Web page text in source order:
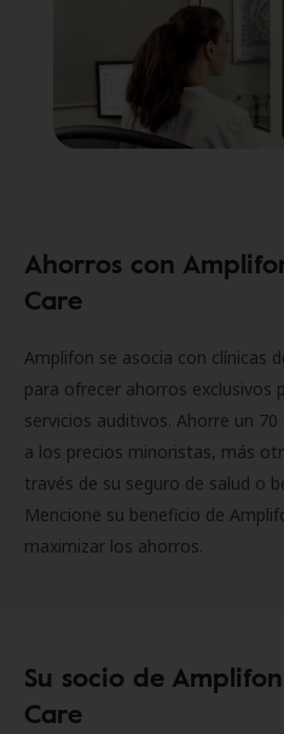
Ahorros con
Care
Amplifon se asocia con clínicas
para ofrecer ahorros exclusivos
servicios auditivos. Ahorre un
a los precios minoristas, más
través de su seguro de salud o
Mencione su beneficio de
maximizar los ahorros.
Su socio de
Care